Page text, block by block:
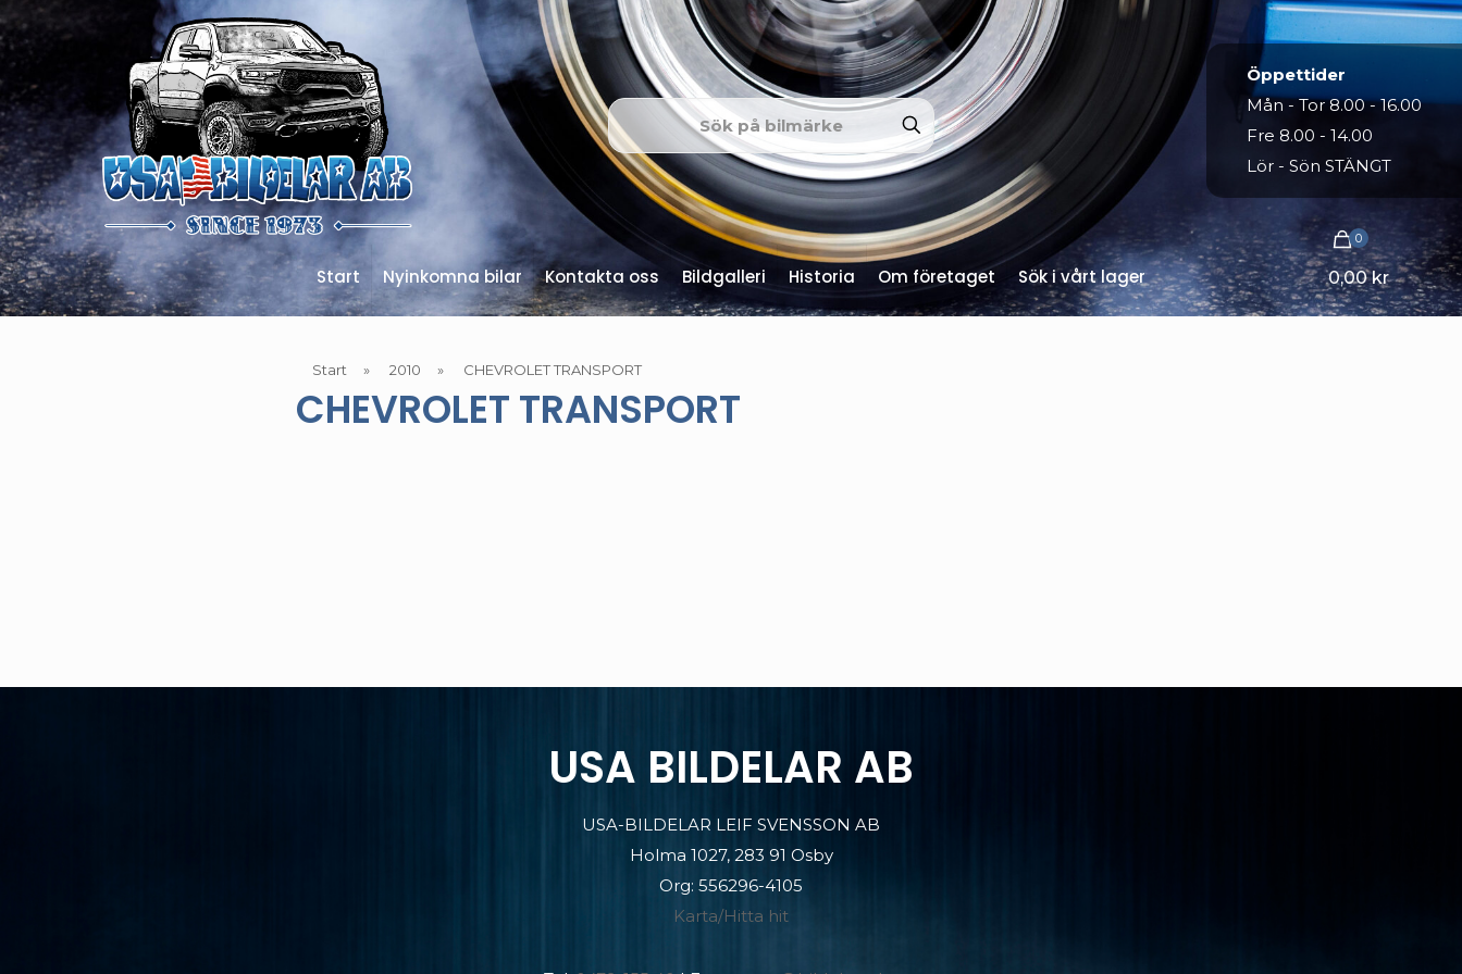
0
0,00 kr
Start Nyinkomna bilar Kontakta oss Bildgalleri Historia Om företaget Sök i vårt lager
Öppettider
Mån - Tor 8.00 - 16.00
Fre 8.00 - 14.00
Lör - Sön STÄNGT
Start » 2010 » CHEVROLET TRANSPORT
CHEVROLET TRANSPORT
USA BILDELAR AB
USA-BILDELAR LEIF SVENSSON AB
Holma 1027, 283 91 Osby
Org: 556296-4105
Karta/Hitta hit